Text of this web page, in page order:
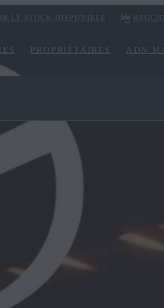
LE STOCK DISPONIBLE
PROPRIÉTAIRES ADN